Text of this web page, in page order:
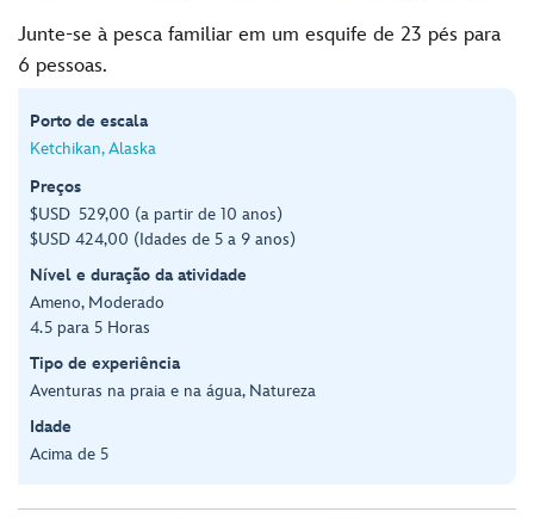
Junte-se à pesca familiar em um esquife de 23 pés para
6 pessoas.
Porto de escala
Ketchikan, Alaska
Preços
$USD 529,00 (a partir de 10 anos)
$USD 424,00 (Idades de 5 a 9 anos)
Nível e duração da atividade
Ameno, Moderado
4.5 para 5 Horas
Tipo de experiência
Aventuras na praia e na água, Natureza
Idade
Acima de 5